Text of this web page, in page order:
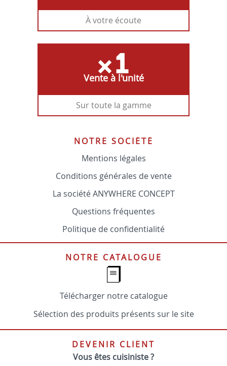
À votre écoute
Vente à l'unité
Sur toute la gamme
NOTRE SOCIÉTÉ
Mentions légales
Conditions générales de vente
La société ANYWHERE CONCEPT
Questions fréquentes
Politique de confidentialité
NOTRE CATALOGUE
Télécharger notre catalogue
Sélection des produits présents sur le site
DEVENIR CLIENT
Vous êtes cuisiniste ?